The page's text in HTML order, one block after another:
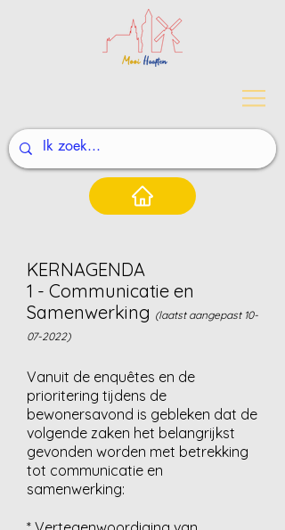
KERNAGENDA
1 - Communicatie en
Samenwerking (laatst aangepast 10-
07-2022)
Vanuit de enquêtes en de
prioritering tijdens de
bewonersavond is gebleken dat de
volgende zaken het belangrijkst
gevonden worden met betrekking
tot communicatie en
samenwerking: